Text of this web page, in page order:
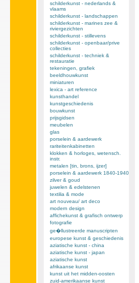
schilderkunst - nederlands &
vlaams
schilderkunst - landschappen
schilderkunst - marines zee &
riviergezichten
schilderkunst - stillevens
schilderkunst - openbaar/prive
collecties
schilderkunst - techniek &
restauratie
tekeningen, grafiek
beeldhouwkunst
miniaturen
lexica - art reference
kunsthandel
kunstgeschiedenis
bouwkunst
prijsgidsen
meubelen
glas
porselein & aardewerk
rariteitenkabinetten
klokken & horloges, wetensch.
instr.
metalen [tin, brons, ijzer]
porselein & aardewerk 1840-1940
zilver & goud
juwelen & edelstenen
textilia & mode
art nouveau/ art deco
modern design
affichekunst & grafisch ontwerp
fotografie
ge�llustreerde manuscripten
europese kunst & geschiedenis
aziatische kunst - china
aziatische kunst - japan
aziatische kunst
afrikaanse kunst
kunst uit het midden-oosten
zuid-amerikaanse kunst